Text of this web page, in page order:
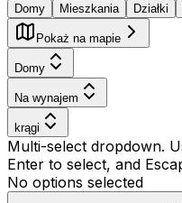
Domy Mieszkania Działki
Pokaż na mapie
Domy
Na wynajem
krągi
Multi-select dropdown.
Enter to select, and
No options selected